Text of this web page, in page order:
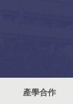
產學合作